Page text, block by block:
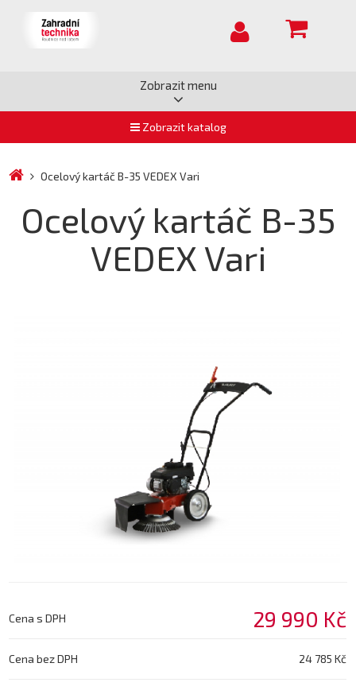
Zobrazit menu
Zobrazit katalog
Ocelový kartáč B-35 VEDEX Vari
Ocelový kartáč B-35
VEDEX Vari
Cena s DPH 29 990 Kč
Cena bez DPH 24 785 Kč